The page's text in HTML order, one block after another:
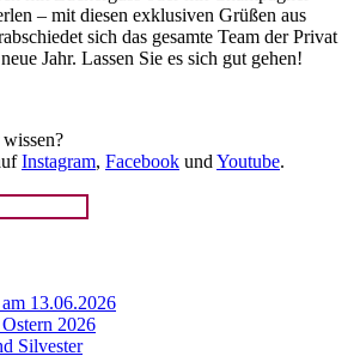
– mit diesen exklusiven Grüßen aus
sich das gesamte Team der Privat
Jahr. Lassen Sie es sich gut gehen!
Instagram, Facebook und Youtube.
13.06.2026
2026
Silvester